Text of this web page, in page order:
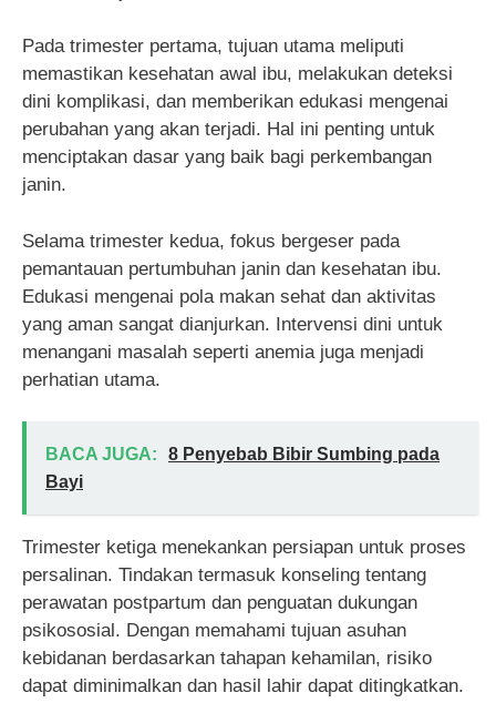
Pada trimester pertama, tujuan utama meliputi
memastikan kesehatan awal ibu, melakukan deteksi
dini komplikasi, dan memberikan edukasi mengenai
perubahan yang akan terjadi. Hal ini penting untuk
menciptakan dasar yang baik bagi perkembangan
janin.
Selama trimester kedua, fokus bergeser pada
pemantauan pertumbuhan janin dan kesehatan ibu.
Edukasi mengenai pola makan sehat dan aktivitas
yang aman sangat dianjurkan. Intervensi dini untuk
menangani masalah seperti anemia juga menjadi
perhatian utama.
BACA JUGA:
8 Penyebab Bibir Sumbing pada
Bayi
Trimester ketiga menekankan persiapan untuk proses
persalinan. Tindakan termasuk konseling tentang
perawatan postpartum dan penguatan dukungan
psikososial. Dengan memahami tujuan asuhan
kebidanan berdasarkan tahapan kehamilan, risiko
dapat diminimalkan dan hasil lahir dapat ditingkatkan.